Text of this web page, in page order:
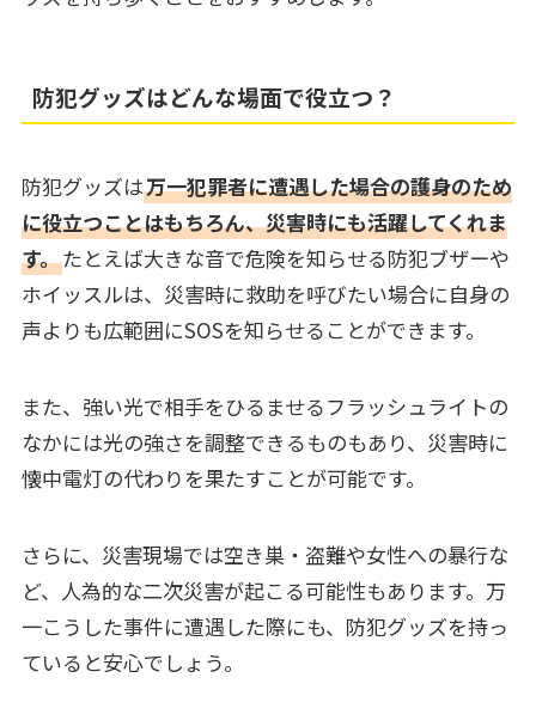
防犯グッズはどんな場面で役立つ？
防犯グッズは万一犯罪者に遭遇した場合の護身のため
に役立つことはもちろん、災害時にも活躍してくれま
す。たとえば大きな音で危険を知らせる防犯ブザーや
ホイッスルは、災害時に救助を呼びたい場合に自身の
声よりも広範囲にSOSを知らせることができます。
また、強い光で相手をひるませるフラッシュライトの
なかには光の強さを調整できるものもあり、災害時に
懐中電灯の代わりを果たすことが可能です。
さらに、災害現場では空き巣・盗難や女性への暴行な
ど、人為的な二次災害が起こる可能性もあります。万
一こうした事件に遭遇した際にも、防犯グッズを持っ
ていると安心でしょう。